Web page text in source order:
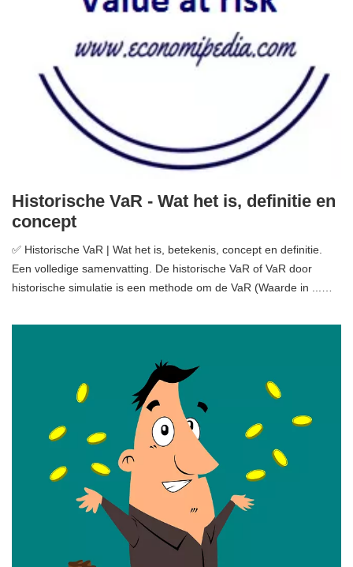
Historische VaR - Wat het is, definitie en
concept
✅ Historische VaR | Wat het is, betekenis, concept en definitie.
Een volledige samenvatting. De historische VaR of VaR door
historische simulatie is een methode om de VaR (Waarde in ...…